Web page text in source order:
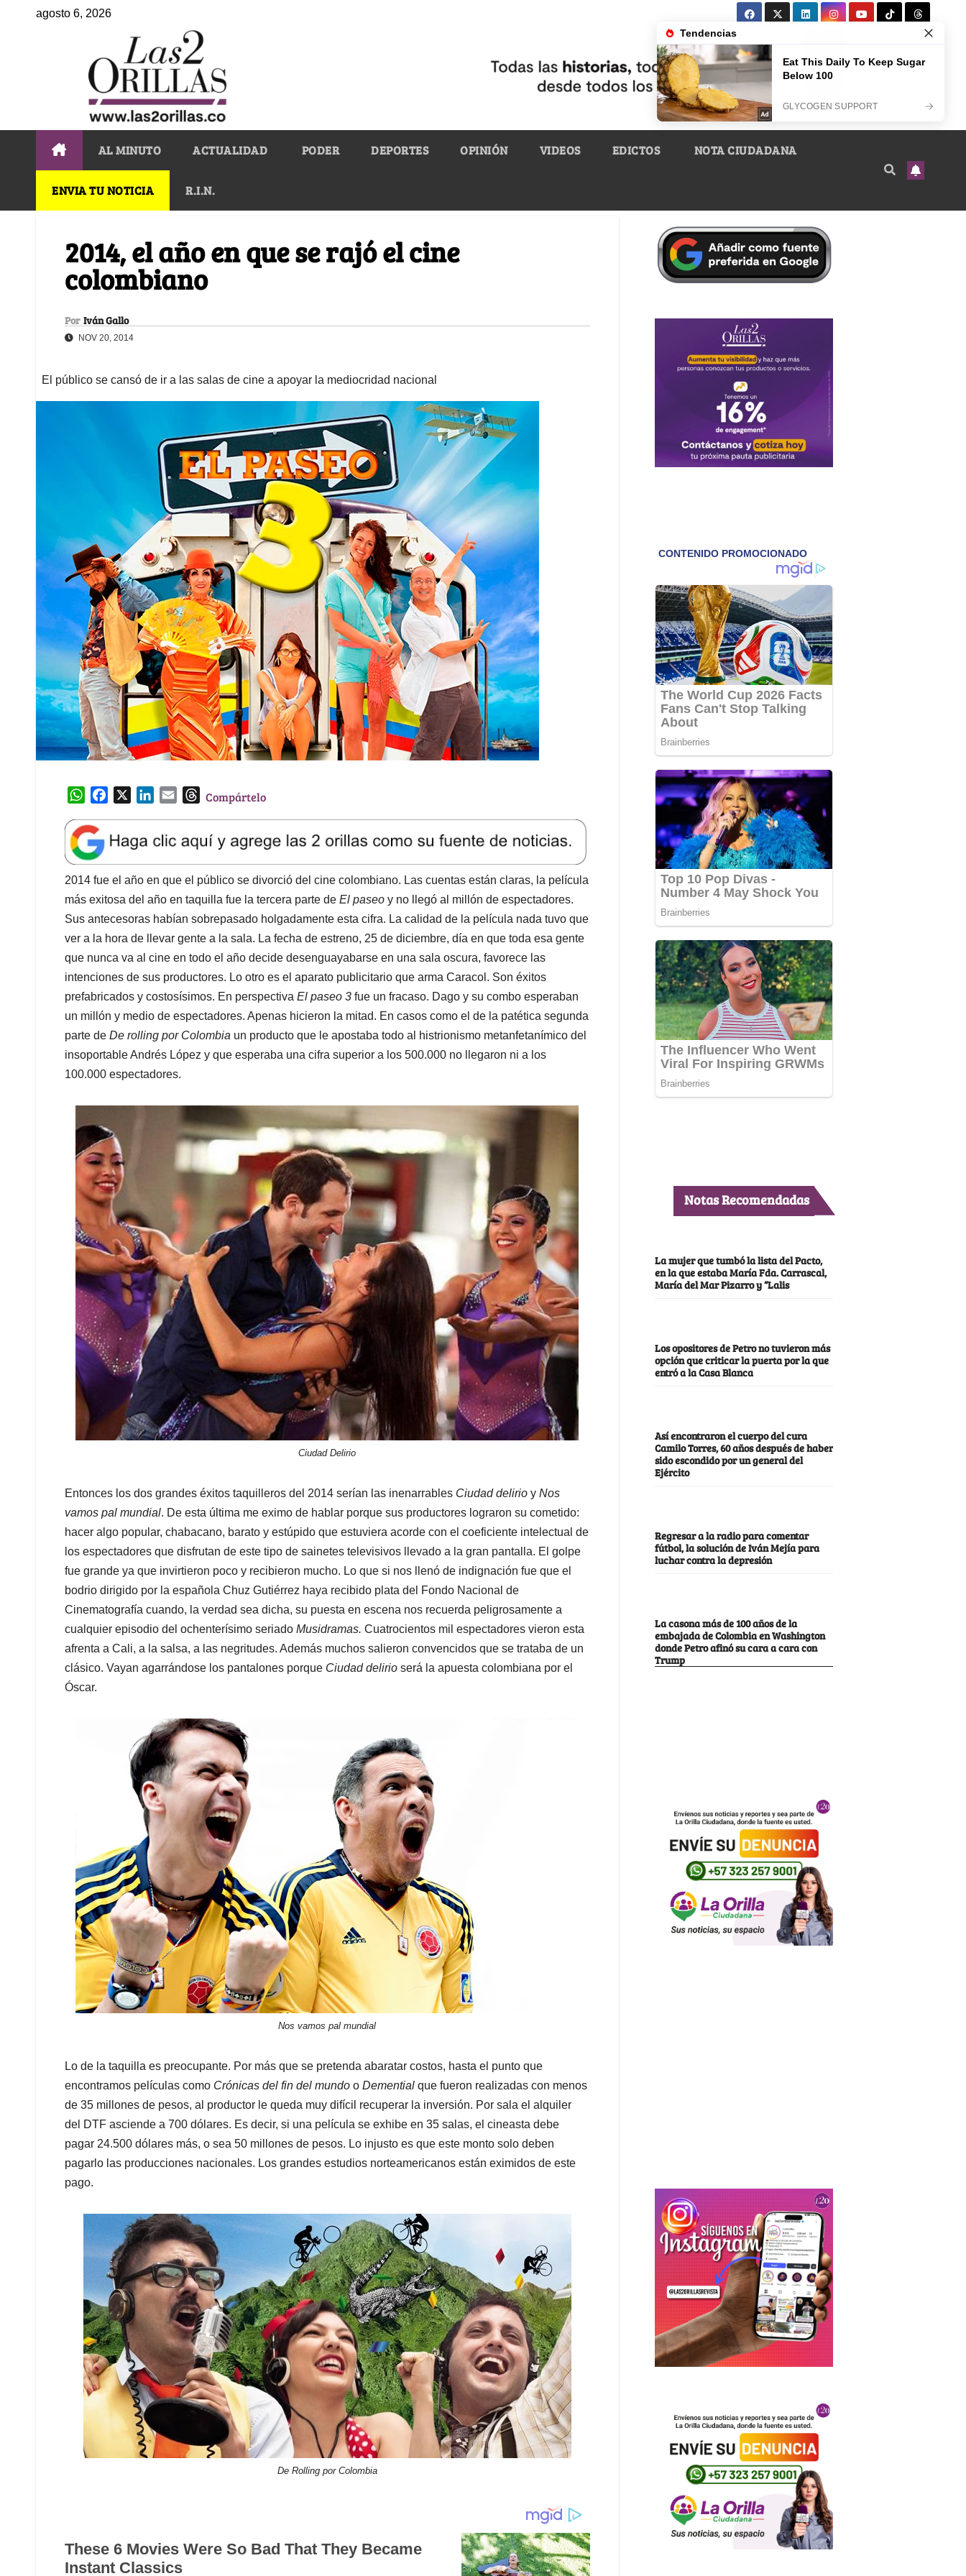
agosto 6, 2026
AL MINUTO ACTUALIDAD PODER DEPORTES OPINIÓN VIDEOS EDICTOS NOTA CIUDADANA
ENVIA TU NOTICIA R.I.N.
2014, el año en que se rajó el cine
colombiano
Por Iván Gallo
NOV 20, 2014
El público se cansó de ir a las salas de cine a apoyar la mediocridad nacional
W
a
t
s
A
p
p
e
b
o
o
k
k
e
d
I
n
l
T
e
a
d
s
Compártelo
2014 fue el año en que el público se divorció del cine colombiano. Las cuentas están claras, la película
más exitosa del año en taquilla fue la tercera parte de El paseo y no llegó al millón de espectadores.
Sus antecesoras habían sobrepasado holgadamente esta cifra. La calidad de la película nada tuvo que
ver a la hora de llevar gente a la sala. La fecha de estreno, 25 de diciembre, día en que toda esa gente
que nunca va al cine en todo el año decide desenguayabarse en una sala oscura, favorece las
intenciones de sus productores. Lo otro es el aparato publicitario que arma Caracol. Son éxitos
prefabricados y costosísimos. En perspectiva El paseo 3 fue un fracaso. Dago y su combo esperaban
un millón y medio de espectadores. Apenas hicieron la mitad. En casos como el de la patética segunda
parte de De rolling por Colombia un producto que le apostaba todo al histrionismo metanfetanímico del
insoportable Andrés López y que esperaba una cifra superior a los 500.000 no llegaron ni a los
100.000 espectadores.
Ciudad Delirio
Entonces los dos grandes éxitos taquilleros del 2014 serían las inenarrables Ciudad delirio y Nos
vamos pal mundial. De esta última me eximo de hablar porque sus productores lograron su cometido:
hacer algo popular, chabacano, barato y estúpido que estuviera acorde con el coeficiente intelectual de
los espectadores que disfrutan de este tipo de sainetes televisivos llevado a la gran pantalla. El golpe
fue grande ya que invirtieron poco y recibieron mucho. Lo que si nos llenó de indignación fue que el
bodrio dirigido por la española Chuz Gutiérrez haya recibido plata del Fondo Nacional de
Cinematografía cuando, la verdad sea dicha, su puesta en escena nos recuerda peligrosamente a
cualquier episodio del ochenterísimo seriado Musidramas. Cuatrocientos mil espectadores vieron esta
afrenta a Cali, a la salsa, a las negritudes. Además muchos salieron convencidos que se trataba de un
clásico. Vayan agarrándose los pantalones porque Ciudad delirio será la apuesta colombiana por el
Óscar.
Nos vamos pal mundial
Lo de la taquilla es preocupante. Por más que se pretenda abaratar costos, hasta el punto que
encontramos películas como Crónicas del fin del mundo o Demential que fueron realizadas con menos
de 35 millones de pesos, al productor le queda muy difícil recuperar la inversión. Por sala el alquiler
del DTF asciende a 700 dólares. Es decir, si una película se exhibe en 35 salas, el cineasta debe
pagar 24.500 dólares más, o sea 50 millones de pesos. Lo injusto es que este monto solo deben
pagarlo las producciones nacionales. Los grandes estudios norteamericanos están eximidos de este
pago.
De Rolling por Colombia
Notas Recomendadas
La mujer que tumbó la lista del Pacto,
en la que estaba María Fda. Carrascal,
María del Mar Pizarro y “Lalis
Los opositores de Petro no tuvieron más
opción que criticar la puerta por la que
entró a la Casa Blanca
Así encontraron el cuerpo del cura
Camilo Torres, 60 años después de haber
sido escondido por un general del
Ejército
Regresar a la radio para comentar
fútbol, la solución de Iván Mejía para
luchar contra la depresión
La casona más de 100 años de la
embajada de Colombia en Washington
donde Petro afinó su cara a cara con
Trump